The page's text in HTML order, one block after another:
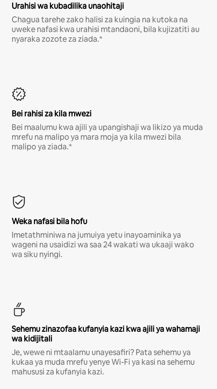
Urahisi wa kubadilika unaohitaji
Chagua tarehe zako halisi za kuingia na kutoka na
uweke nafasi kwa urahisi mtandaoni, bila kujizatiti au
nyaraka zozote za ziada.*
Bei rahisi za kila mwezi
Bei maalumu kwa ajili ya upangishaji wa likizo ya muda
mrefu na malipo ya mara moja ya kila mwezi bila
malipo ya ziada.*
Weka nafasi bila hofu
Imetathminiwa na jumuiya yetu inayoaminika ya
wageni na usaidizi wa saa 24 wakati wa ukaaji wako
wa siku nyingi.
Sehemu zinazofaa kufanyia kazi kwa ajili ya wahamaji
wa kidijitali
Je, wewe ni mtaalamu unayesafiri? Pata sehemu ya
kukaa ya muda mrefu yenye Wi-Fi ya kasi na sehemu
mahususi za kufanyia kazi.